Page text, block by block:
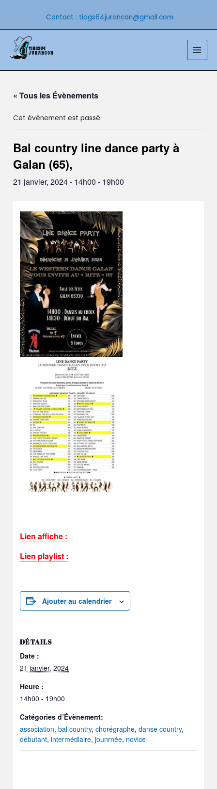
Contact : tiags64jurancon@gmail.com
Main
« Tous les Évènements
Cet évènement est passé.
Bal country line dance party à
Galan (65),
21 janvier, 2024 - 14h00 - 19h00
Lien affiche :
Lien playlist :
Ajouter au calendrier
DÉTAILS
Date :
21 janvier, 2024
Heure :
14h00 - 19h00
Catégories d’Évènement:
association,bal country,chorégraphe,danse country,
débutant,intermédiaire,jounrnée, novice